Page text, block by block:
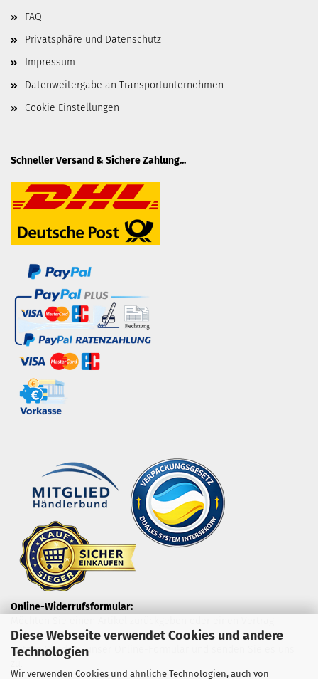
Diese Webseite verwendet Cookies und andere
Technologien
Wir verwenden Cookies und ähnliche Technologien, auch von
FAQ
Privatsphäre und Datenschutz
Impressum
Datenweitergabe an Transportunternehmen
Cookie Einstellungen
Schneller Versand & Sichere Zahlung...
Online-Widerrufsformular:
widerrufen?
Nutzen Sie dazu unser Online-Formular und senden Sie es uns